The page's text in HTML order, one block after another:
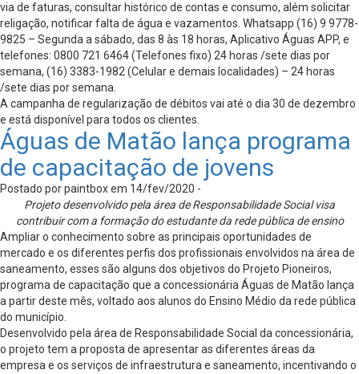
via de faturas, consultar histórico de contas e consumo, além solicitar
religação, notificar falta de água e vazamentos. Whatsapp (16) 9 9778-
9825 – Segunda a sábado, das 8 às 18 horas, Aplicativo Águas APP, e
telefones: 0800 721 6464 (Telefones fixo) 24 horas /sete dias por
semana, (16) 3383-1982 (Celular e demais localidades) – 24 horas
/sete dias por semana.
A campanha de regularização de débitos vai até o dia 30 de dezembro
e está disponível para todos os clientes.
Águas de Matão lança programa
de capacitação de jovens
Postado por paintbox em 14/fev/2020 -
Projeto desenvolvido pela área de Responsabilidade Social visa
contribuir com a formação do estudante da rede pública de ensino
Ampliar o conhecimento sobre as principais oportunidades de
mercado e os diferentes perfis dos profissionais envolvidos na área de
saneamento, esses são alguns dos objetivos do Projeto Pioneiros,
programa de capacitação que a concessionária Águas de Matão lança
a partir deste mês, voltado aos alunos do Ensino Médio da rede pública
do município.
Desenvolvido pela área de Responsabilidade Social da concessionária,
o projeto tem a proposta de apresentar as diferentes áreas da
empresa e os serviços de infraestrutura e saneamento, incentivando o